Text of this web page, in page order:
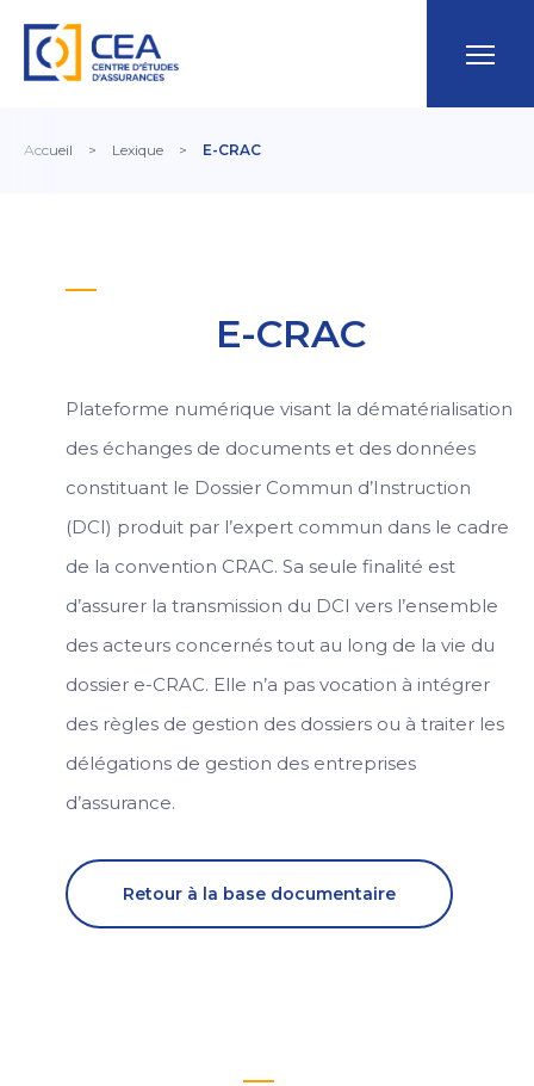
Accueil > Lexique > E-CRAC
E-CRAC
Plateforme numérique visant la dématérialisation
des échanges de documents et des données
constituant le Dossier Commun d’Instruction
(DCI) produit par l’expert commun dans le cadre
de la convention CRAC. Sa seule finalité est
d’assurer la transmission du DCI vers l’ensemble
des acteurs concernés tout au long de la vie du
dossier e-CRAC. Elle n’a pas vocation à intégrer
des règles de gestion des dossiers ou à traiter les
délégations de gestion des entreprises
d’assurance.
Retour à la base documentaire